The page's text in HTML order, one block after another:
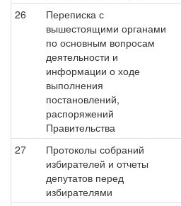
26
Переписка с
вышестоящими органами
по основным вопросам
деятельности и
информации о ходе
выполнения
постановлений,
распоряжений
Правительства
27
Протоколы собраний
избирателей и отчеты
депутатов перед
избирателями